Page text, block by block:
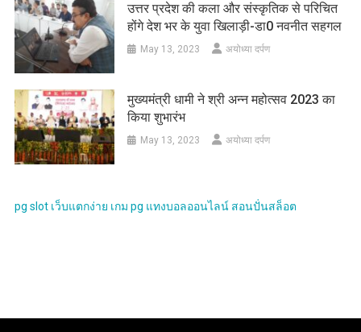
उत्तर प्रदेश की कला और संस्कृतिक से परिचित
होंगे देश भर के युवा खिलाड़ी-डा0 नवनीत सहगल
May 13, 2023 अयोध्या दर्पण
मुख्यमंत्री धामी ने श्री अन्न महोत्सव 2023 का
किया शुभारंभ
May 13, 2023 अयोध्या दर्पण
pg slot เว็บแตกง่าย เกม pg แทงบอลออนไลน์ สอนปั่นสล็อต